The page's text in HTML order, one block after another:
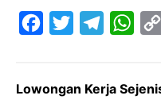
e
t
e
W
t
Lowongan Kerja